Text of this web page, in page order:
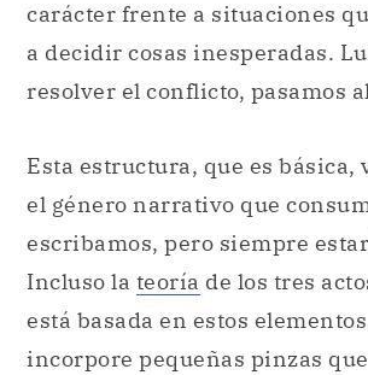
carácter frente a situaciones
a decidir cosas inesperadas.
resolver el conflicto, pasamos
Esta estructura, que es básica,
el género narrativo que
escribamos, pero siempre
Incluso la teoría de los tres
está basada en estos
incorpore pequeñas pinzas